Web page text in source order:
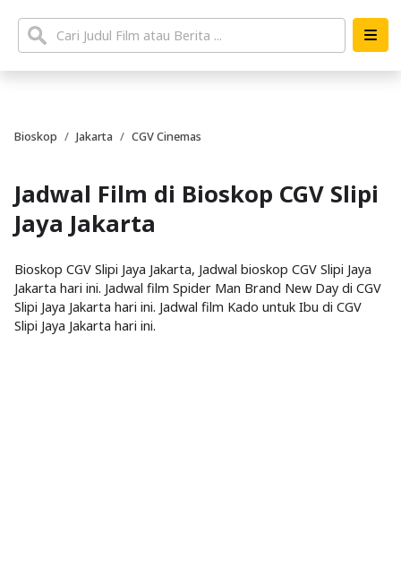
Bioskop Jakarta CGV Cinemas
Jadwal Film di Bioskop CGV Slipi
Jaya Jakarta
Bioskop CGV Slipi Jaya Jakarta, Jadwal bioskop CGV Slipi Jaya
Jakarta hari ini. Jadwal film Spider Man Brand New Day di CGV
Slipi Jaya Jakarta hari ini. Jadwal film Kado untuk Ibu di CGV
Slipi Jaya Jakarta hari ini.